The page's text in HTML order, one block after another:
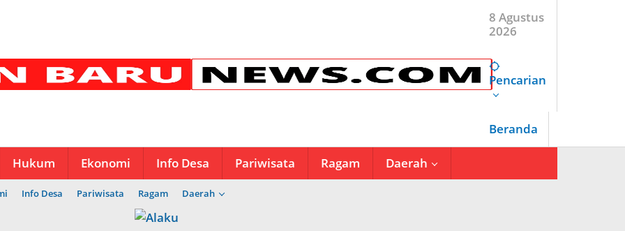
8 Agustus
2026
Pencarian
Beranda
Hukum Ekonomi Info Desa Pariwisata Ragam Daerah
Info Desa Pariwisata Ragam Daerah